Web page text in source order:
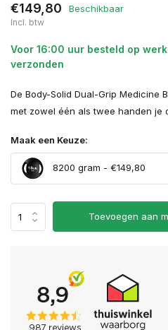
€149,80 Beschikbaar
Incl. btw
Voor 16:00 uur besteld op
verzonden
De Body-Solid Dual-Grip Medicine
met zowel één als twee handen je
Maak een Keuze:
8200 gram - €149,80
Toevoegen aan